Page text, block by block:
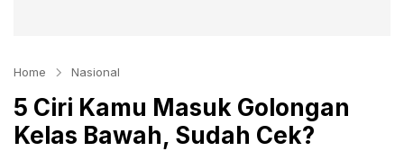
Home Nasional
5 Ciri Kamu Masuk Golongan
Kelas Bawah, Sudah Cek?